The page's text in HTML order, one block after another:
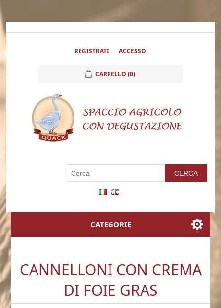
REGISTRATI ACCESSO
CARRELLO (0)
CATEGORIE
CANNELLONI CON CREMA
DI FOIE GRAS